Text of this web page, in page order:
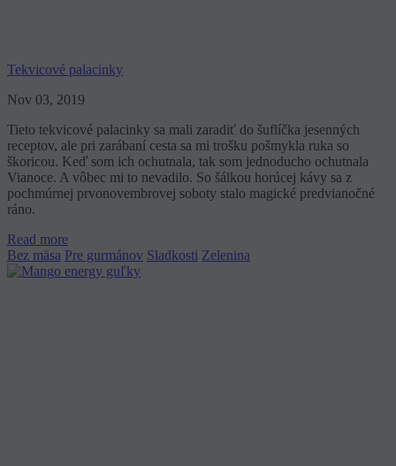
Tekvicové palacinky
Nov 03, 2019
Tieto tekvicové palacinky sa mali zaradiť do šuflíčka jesenných
receptov, ale pri zarábaní cesta sa mi trošku pošmykla ruka so
škoricou. Keď som ich ochutnala, tak som jednoducho ochutnala
Vianoce. A vôbec mi to nevadilo. So šálkou horúcej kávy sa z
pochmúrnej prvonovembrovej soboty stalo magické predvianočné
ráno.
Read more
Bez mäsa Pre gurmánov Sladkosti Zelenina